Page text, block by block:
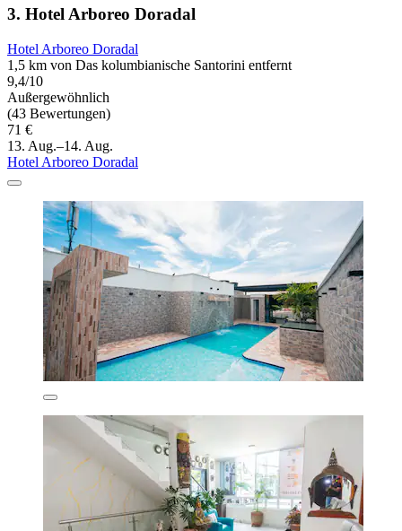
3. Hotel Arboreo Doradal
Hotel Arboreo Doradal
1,5 km von Das kolumbianische Santorini entfernt
9,4/10
Außergewöhnlich
(43 Bewertungen)
71 €
13. Aug.–14. Aug.
Hotel Arboreo Doradal